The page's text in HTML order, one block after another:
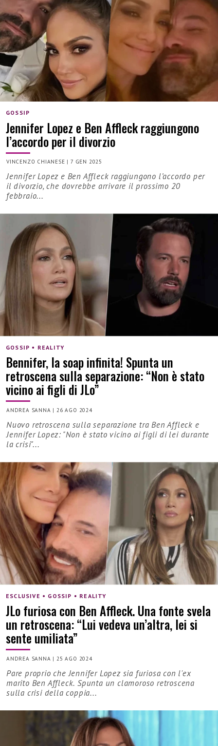
GOSSIP
Jennifer Lopez e Ben Affleck raggiungono
l’accordo per il divorzio
VINCENZO CHIANESE |7 GEN 2025
Jennifer Lopez e Ben Affleck raggiungono l’accordo per
il divorzio, che dovrebbe arrivare il prossimo 20
febbraio...
GOSSIP • REALITY
Bennifer, la soap infinita! Spunta un
retroscena sulla separazione: “Non è stato
vicino ai figli di JLo”
ANDREA SANNA |26 AGO 2024
Nuovo retroscena sulla separazione tra Ben Affleck e
Jennifer Lopez: "Non è stato vicino ai figli di lei durante
la crisi"...
ESCLUSIVE • GOSSIP • REALITY
JLo furiosa con Ben Affleck. Una fonte svela
un retroscena: “Lui vedeva un’altra, lei si
sente umiliata”
ANDREA SANNA |25 AGO 2024
Pare proprio che Jennifer Lopez sia furiosa con l'ex
marito Ben Affleck. Spunta un clamoroso retroscena
sulla crisi della coppia...